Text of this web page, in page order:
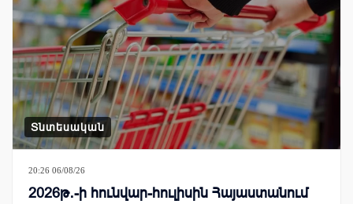
Տնտեսական
20:26 06/08/26
2026թ․-ի հունվար-հուլիսին Հայաստանում